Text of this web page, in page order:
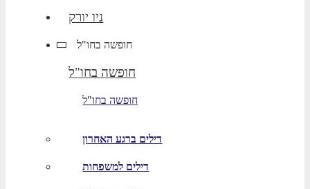
ניו יורק
חופשה בחו"ל
חופשה בחו"ל
חופשה בחו"ל
דילים ברגע האחרון
דילים למשפחות